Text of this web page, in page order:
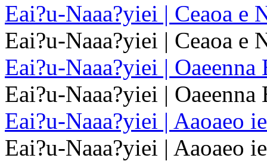
Eai?u-Naaa?yiei | Ceaoa e
Eai?u-Naaa?yiei | Ceaoa e
Eai?u-Naaa?yiei | Oaeenna
Eai?u-Naaa?yiei | Oaeenna
Eai?u-Naaa?yiei | Aaoaeo
Eai?u-Naaa?yiei | Aaoaeo